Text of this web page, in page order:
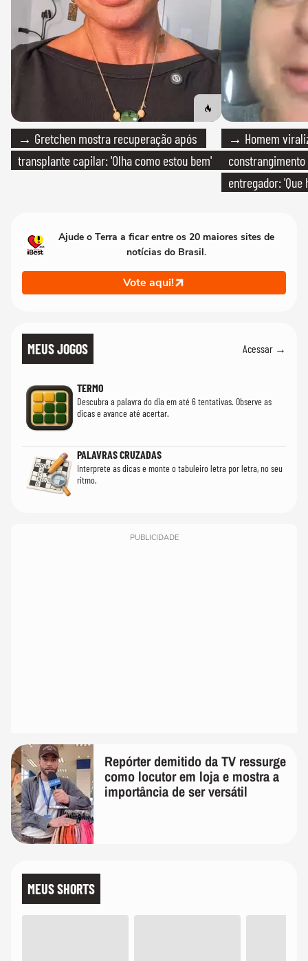
→ Gretchen mostra recuperação após
transplante capilar: 'Olha como estou bem'
→ Homem
entregador: 'Que
Ajude o Terra a ficar entre os 20 maiores sites de
notícias do Brasil.
Vote aqui!
MEUS JOGOS Acessar →
TERMO
Descubra a palavra do dia em até 6 tentativas. Observe as
dicas e avance até acertar.
PALAVRAS CRUZADAS
Interprete as dicas e monte o tabuleiro letra por letra, no seu
ritmo.
PUBLICIDADE
Repórter demitido da TV ressurge
como locutor em loja e mostra a
importância de ser versátil
MEUS SHORTS